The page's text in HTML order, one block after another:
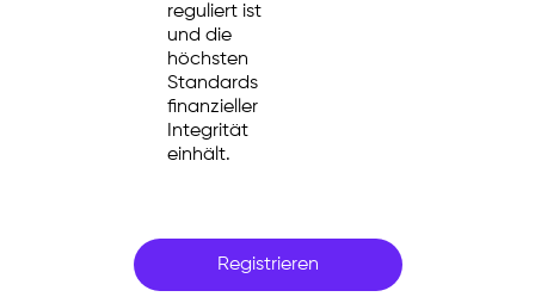
reguliert ist
und die
höchsten
Standards
finanzieller
Integrität
einhält.
Registrieren